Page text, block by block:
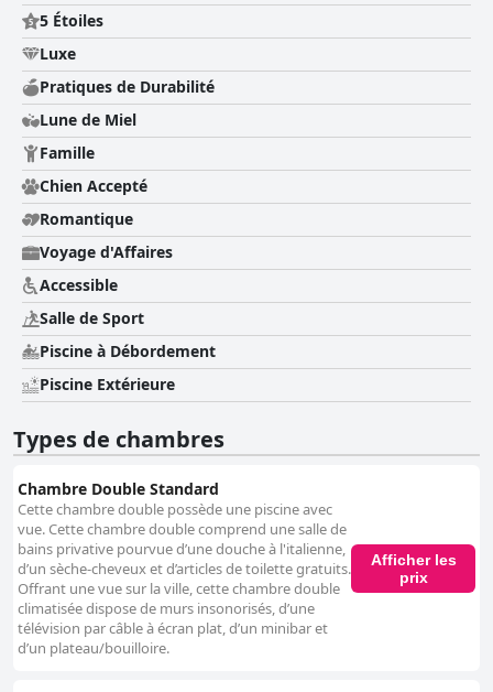
5 Étoiles
Luxe
Pratiques de Durabilité
Lune de Miel
Famille
Chien Accepté
Romantique
Voyage d'Affaires
Accessible
Salle de Sport
Piscine à Débordement
Piscine Extérieure
Types de chambres
Chambre Double Standard
Cette chambre double possède une piscine avec
vue. Cette chambre double comprend une salle de
bains privative pourvue d’une douche à l'italienne,
d’un sèche-cheveux et d’articles de toilette gratuits.
Offrant une vue sur la ville, cette chambre double
climatisée dispose de murs insonorisés, d’une
télévision par câble à écran plat, d’un minibar et
d’un plateau/bouilloire.
Afficher les
prix